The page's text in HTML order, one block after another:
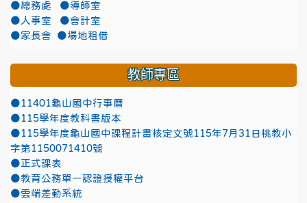
●總務處
●導師室
●人事室
●會計室
●家長會
●場地租借
教師專區
●11401龜山國中行事曆
●115學年度教科書版本
●115學年度龜山國中課程計畫核定文號115年7月31日桃教小
字第1150071410號
●正式課表
●教育公務單一認證授權平台
●雲端差勤系統